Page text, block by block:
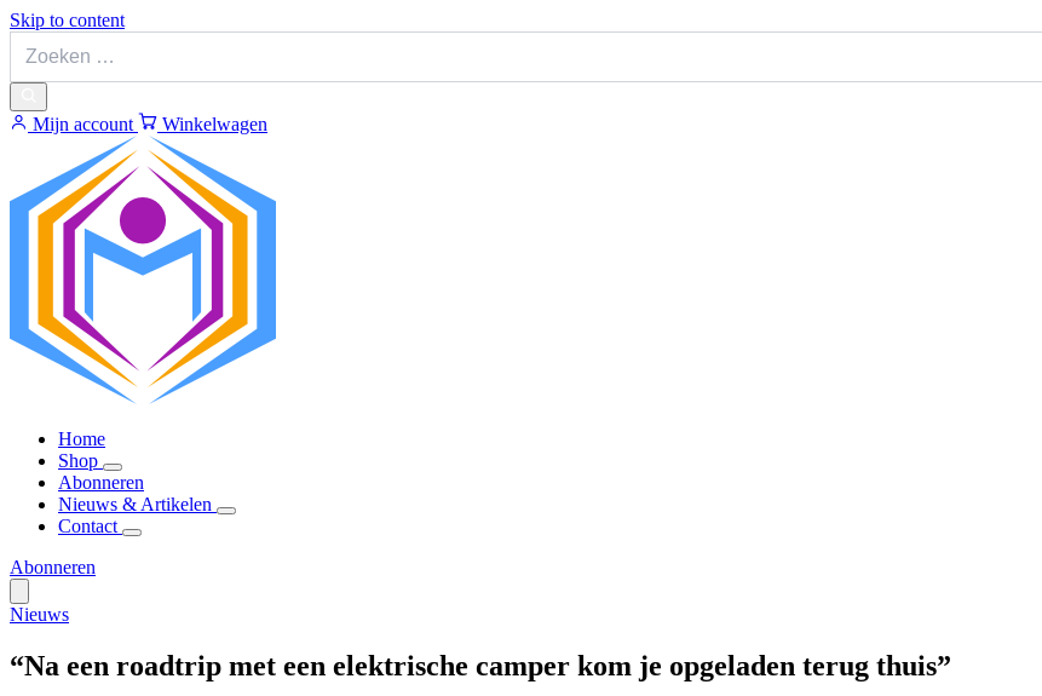
Skip to content
Mijn account Winkelwagen
Home
Shop
Abonneren
Nieuws & Artikelen
Contact
Abonneren
Nieuws
“Na een roadtrip met een elektrische camper kom je opgeladen terug thuis”